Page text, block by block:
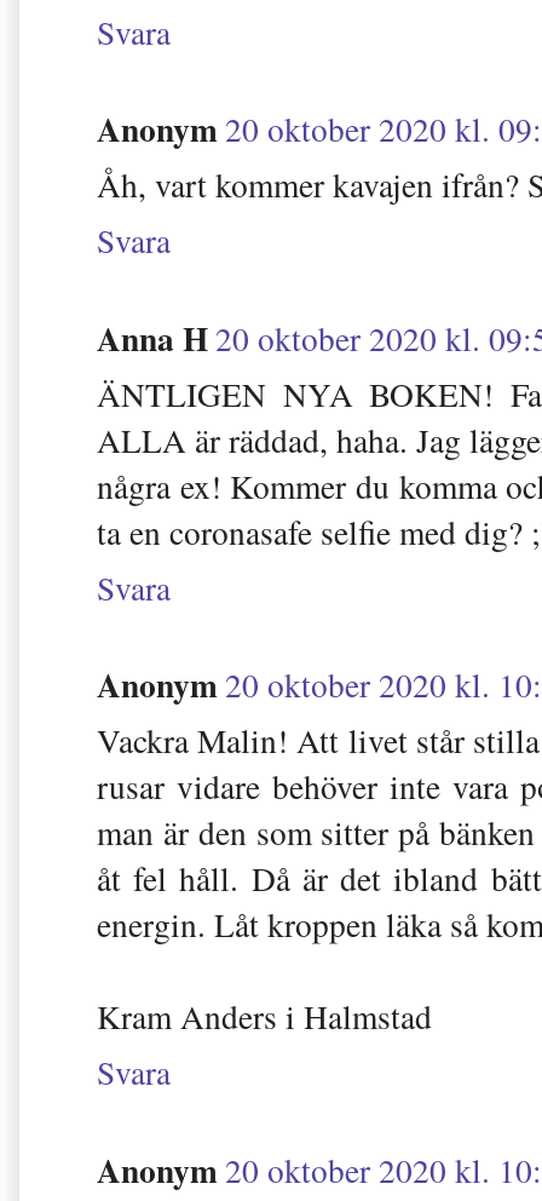
Svara
Anonym20 oktober 2020 kl.
Åh, vart kommer kavajen ifrån?
Svara
Anna H20 oktober 2020 kl.
ÄNTLIGEN NYA BOKEN!
ALLA är räddad, haha. Jag
några ex! Kommer du komma
ta en coronasafe selfie med dig?
Svara
Anonym20 oktober 2020 kl.
Vackra Malin! Att livet står
rusar vidare behöver inte vara
man är den som sitter på
åt fel håll. Då är det ibland
energin. Låt kroppen läka så
Kram Anders i Halmstad
Svara
Anonym20 oktober 2020 kl.